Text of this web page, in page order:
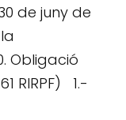
de juny de
Obligació
RIRPF) 1.-